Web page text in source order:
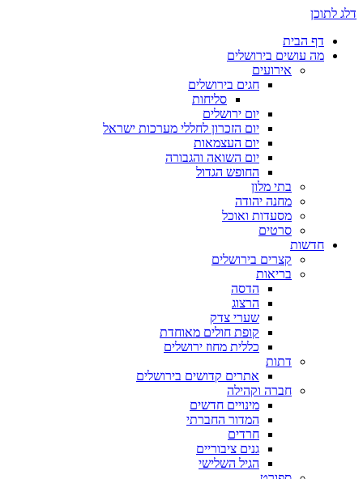
הבית
עושים בירושלים
אירועים
חגים בירושלים
סליחות
יום ירושלים
יום הזכרון לחללי מערכות ישראל
יום העצמאות
יום השואה והגבורה
החופש הגדול
בתי מלון
מחנה יהודה
מסעדות ואוכל
קצרים בירושלים
בריאות
שערי צדק
קופת חולים מאוחדת
כללית מחוז ירושלים
אתרים קדושים בירושלים
חברה וקהילה
מינויים חדשים
המדור החברתי
גנים ציבוריים
הגיל השלישי